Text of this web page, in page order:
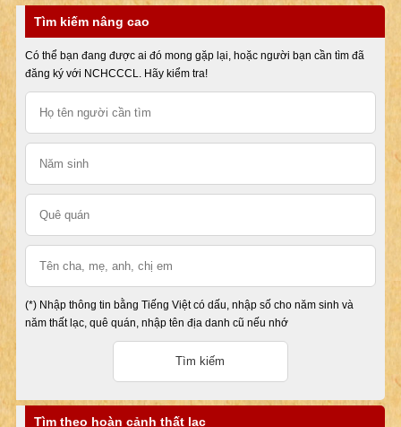
Tìm kiếm nâng cao
Có thể bạn đang được ai đó mong gặp lại, hoặc người bạn cần tìm đã
đăng ký với NCHCCCL. Hãy kiểm tra!
(*) Nhập thông tin bằng Tiếng Việt có dấu, nhập số cho năm sinh và
năm thất lạc, quê quán, nhập tên địa danh cũ nếu nhớ
Tìm theo hoàn cảnh thất lạc